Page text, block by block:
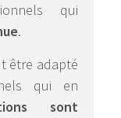
qui
.
être adapté
qui en
sont